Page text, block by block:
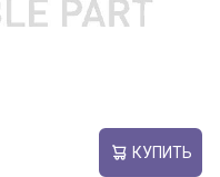
КУПИТЬ